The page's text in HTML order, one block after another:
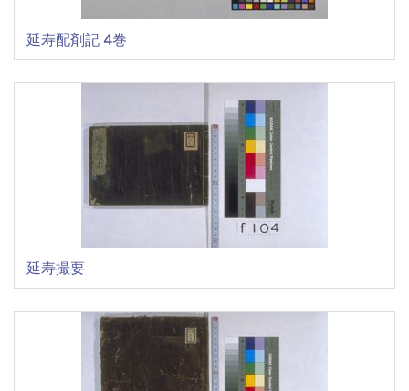
延寿配剤記 4巻
延寿撮要